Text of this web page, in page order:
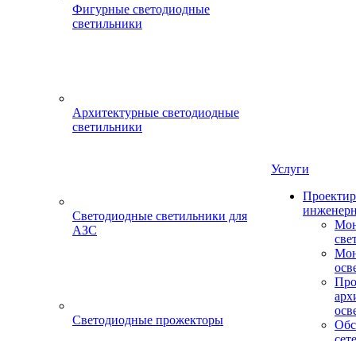
Фигурные светодиодные
светильники
Архитектурные светодиодные
светильники
Светодиодные светильники для
АЗС
Светодиодные прожекторы
Услуги